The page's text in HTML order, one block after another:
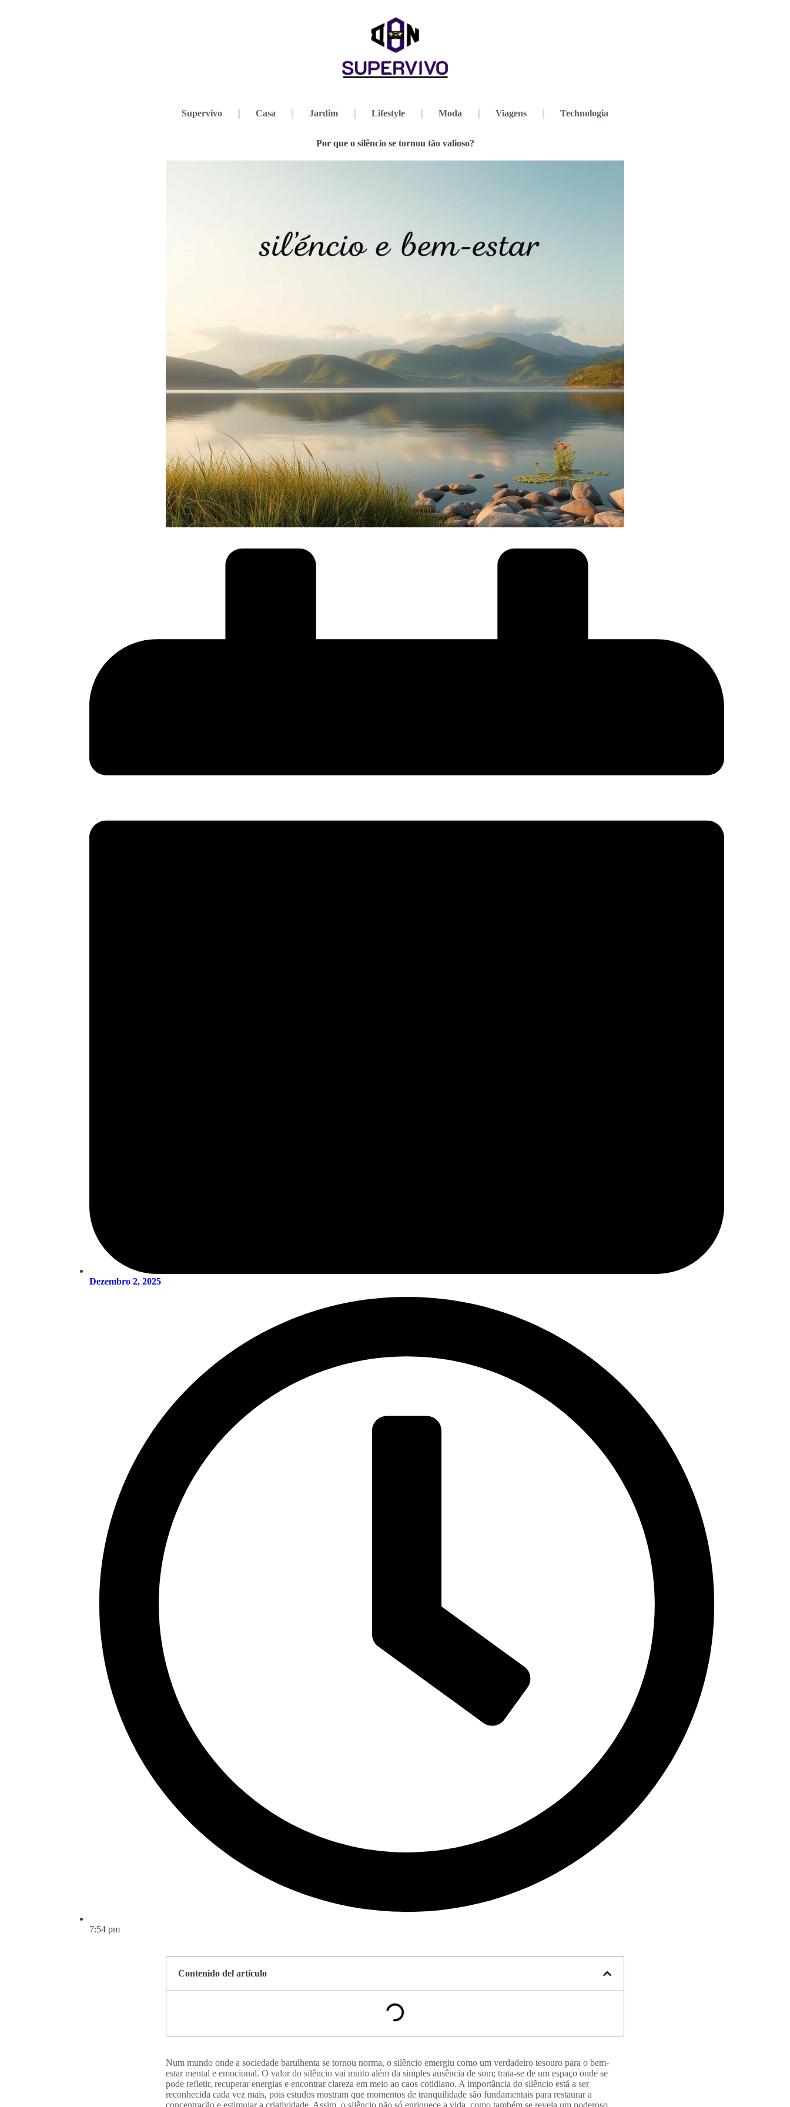
Supervivo Casa Jardim Lifestyle Moda Viagens Technologia
Por que o silêncio se tornou tão valioso?
Dezembro 2, 2025
7:54 pm
Contenido del artículo
Num mundo onde a sociedade barulhenta se tornou norma, o silêncio emergiu como um verdadeiro tesouro para o bem-
estar mental e emocional. O valor do silêncio vai muito além da simples ausência de som; trata-se de um espaço onde se
pode refletir, recuperar energias e encontrar clareza em meio ao caos cotidiano. A importância do silêncio está a ser
reconhecida cada vez mais, pois estudos mostram que momentos de tranquilidade são fundamentais para restaurar a